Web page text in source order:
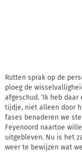
Rutten sprak op de
ploeg de
afgeschud. ‘Ik heb
tijdje, niet alleen door
fases benaderen we
Feyenoord naartoe
uitgebleven. Nu is het
weer te bewijzen wat